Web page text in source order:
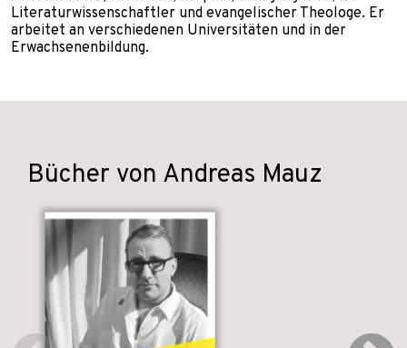
Literaturwissenschaftler und evangelischer Theologe. Er
arbeitet an verschiedenen Universitäten und in der
Erwachsenenbildung.
Bücher von Andreas Mauz